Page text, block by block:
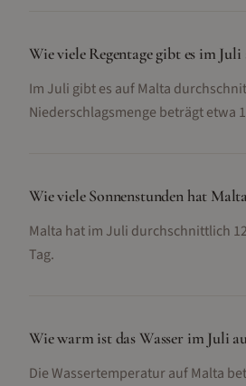
Wie viele Regentage gibt es im
Im Juli gibt es auf Malta
Niederschlagsmenge beträgt etwa
Wie viele Sonnenstunden hat
Malta hat im Juli durchschnittlich
Tag.
Wie warm ist das Wasser im Juli
Die Wassertemperatur auf Malta